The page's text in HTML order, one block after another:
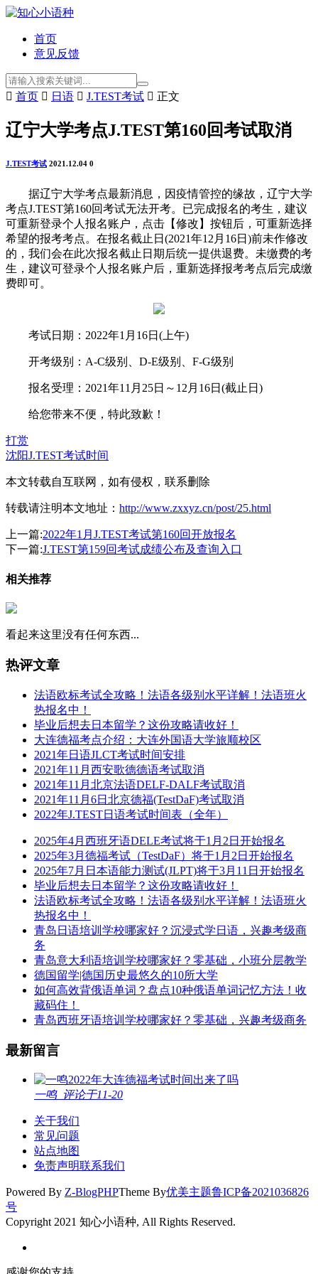
首页
意见反馈
 首页  日语  J.TEST考试  正文
辽宁大学考点J.TEST第160回考试取消
J.TEST考试 2021.12.04 0
据辽宁大学考点最新消息，因疫情管控的缘故，辽宁大学
考点J.TEST第160回考试无法开考。已完成报名的考生，建议
可重新登录个人报名账户，点击【修改】按钮后，可重新选择
希望的报考考点。在报名截止日(2021年12月16日)前未作修改
的，我们会在此次报名截止日期后统一提供退费。未缴费的考
生，建议可登录个人报名账户后，重新选择报考考点后完成缴
费即可。
考试日期：2022年1月16日(上午)
开考级别：A-C级别、D-E级别、F-G级别
报名受理：2021年11月25日～12月16日(截止日)
给您带来不便，特此致歉！
打赏
沈阳J.TEST考试时间
本文转载自互联网，如有侵权，联系删除
转载请注明本文地址： http://www.zxxyz.cn/post/25.html
上一篇:2022年1月J.TEST考试第160回开放报名
下一篇:J.TEST第159回考试成绩公布及查询入口
相关推荐
看起来这里没有任何东西...
热评文章
法语欧标考试全攻略！法语各级别水平详解！法语班火
热报名中！
毕业后想去日本留学？这份攻略请收好！
大连德福考点介绍：大连外国语大学旅顺校区
2021年日语JLCT考试时间安排
2021年11月西安歌德德语考试取消
2021年11月北京法语DELF-DALF考试取消
2021年11月6日北京德福(TestDaF)考试取消
2022年J.TEST日语考试时间表（全年）
2025年4月西班牙语DELE考试将于1月2日开始报名
2025年3月德福考试（TestDaF）将于1月2日开始报名
2025年7月日本语能力测试(JLPT)将于3月11日开始报名
毕业后想去日本留学？这份攻略请收好！
法语欧标考试全攻略！法语各级别水平详解！法语班火
热报名中！
青岛日语培训学校哪家好？沉浸式学日语，兴趣考级商
务
青岛意大利语培训学校哪家好？零基础，小班分层教学
德国留学|德国历史最悠久的10所大学
如何高效背俄语单词？盘点10种俄语单词记忆方法！收
藏码住！
青岛西班牙语培训学校哪家好？零基础，兴趣考级商务
最新留言
2022年大连德福考试时间出来了吗
一鸣 评论于11-20
关于我们
常见问题
站点地图
免责声明联系我们
Powered By Z-BlogPHPTheme By优美主题鲁ICP备2021036826
号
Copyright 2021 知心小语种, All Rights Reserved.